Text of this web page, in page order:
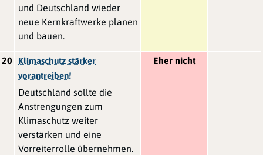
und Deutschland wieder
neue Kernkraftwerke planen
und bauen.
20
Klimaschutz stärker
vorantreiben!
Deutschland sollte die
Anstrengungen zum
Klimaschutz weiter
verstärken und eine
Vorreiterrolle übernehmen.
Eher nicht